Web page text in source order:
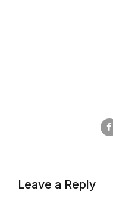
Leave a Reply